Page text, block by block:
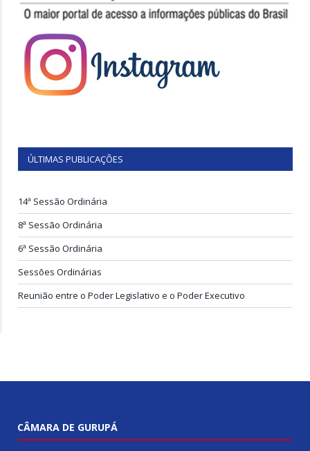
ÚLTIMAS PUBLICAÇÕES
14ª Sessão Ordinária
8ª Sessão Ordinária
6ª Sessão Ordinária
Sessões Ordinárias
Reunião entre o Poder Legislativo e o Poder Executivo
CÂMARA DE GURUPÁ